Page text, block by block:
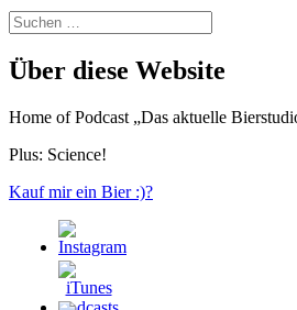
Suchen
nach:
Über diese Website
Home of Podcast „Das aktuelle
Plus: Science!
Kauf mir ein Bier :)?